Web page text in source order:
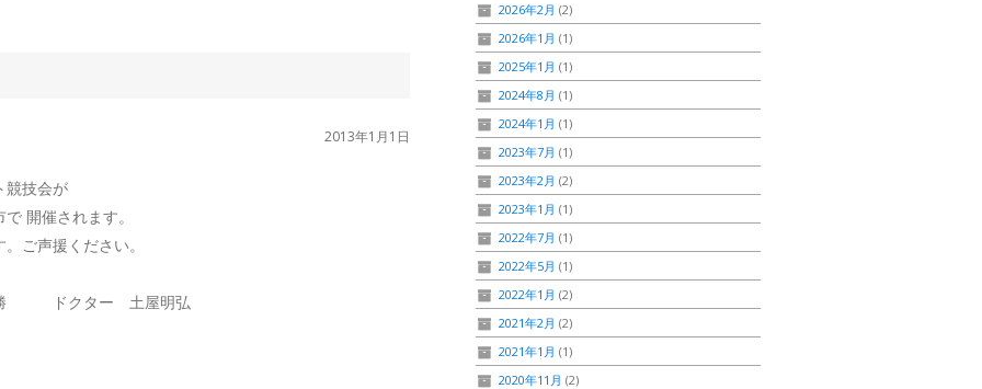
2013年1月1日
競技会が
開催されます。
ご声援ください。
ドクター 土屋明弘
2026年2月 (2)
2026年1月 (1)
2025年1月 (1)
2024年8月 (1)
2024年1月 (1)
2023年7月 (1)
2023年2月 (2)
2023年1月 (1)
2022年7月 (1)
2022年5月 (1)
2022年1月 (2)
2021年2月 (2)
2021年1月 (1)
2020年11月 (2)